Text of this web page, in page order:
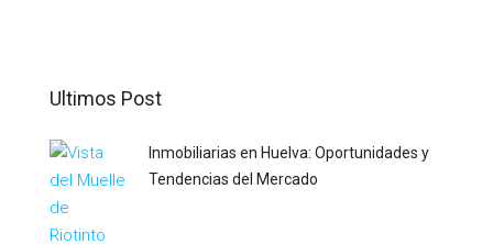
Ultimos Post
Inmobiliarias en Huelva: Oportunidades y
Tendencias del Mercado